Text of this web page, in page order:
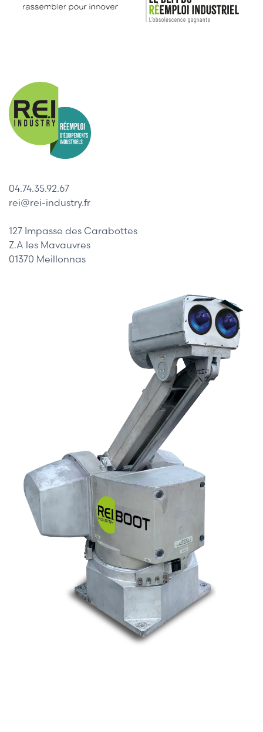
04.74.35.92.67
rei@rei-industry.fr
127 Impasse des Carabottes
Z.A les Mavauvres
01370 Meillonnas